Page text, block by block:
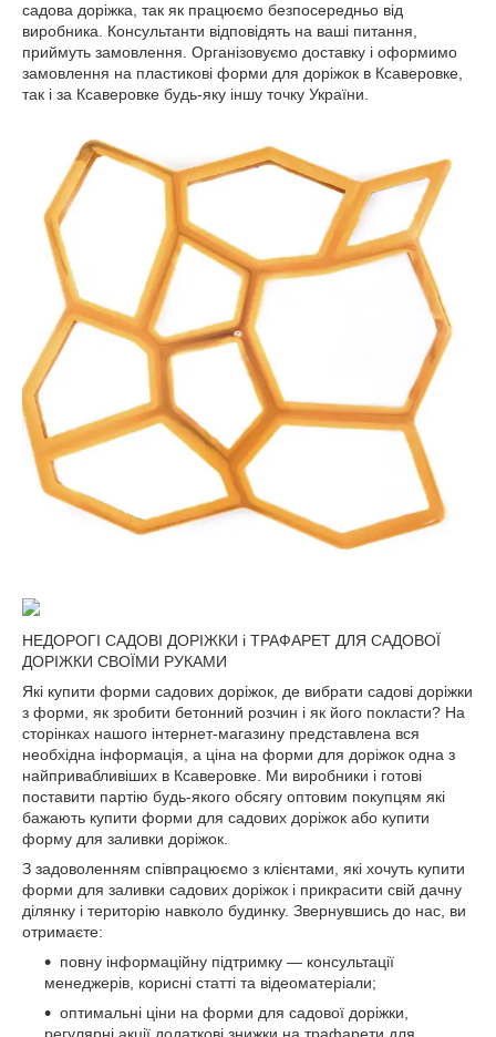
садова доріжка, так як працюємо безпосередньо від
виробника. Консультанти відповідять на ваші питання,
приймуть замовлення. Організовуємо доставку і оформимо
замовлення на пластикові форми для доріжок в Ксаверовке,
так і за Ксаверовке будь-яку іншу точку України.
НЕДОРОГІ САДОВІ ДОРІЖКИ і ТРАФАРЕТ ДЛЯ САДОВОЇ
ДОРІЖКИ СВОЇМИ РУКАМИ
Які купити форми садових доріжок, де вибрати садові доріжки
з форми, як зробити бетонний розчин і як його покласти? На
сторінках нашого інтернет-магазину представлена вся
необхідна інформація, а ціна на форми для доріжок одна з
найпривабливіших в Ксаверовке. Ми виробники і готові
поставити партію будь-якого обсягу оптовим покупцям які
бажають купити форми для садових доріжок або купити
форму для заливки доріжок.
З задоволенням співпрацюємо з клієнтами, які хочуть купити
форми для заливки садових доріжок і прикрасити свій дачну
ділянку і територію навколо будинку. Звернувшись до нас, ви
отримаєте:
повну інформаційну підтримку — консультації
менеджерів, корисні статті та відеоматеріали;
оптимальні ціни на форми для садової доріжки,